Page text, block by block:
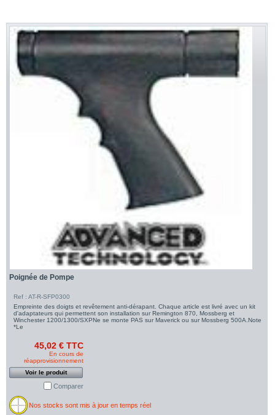
Poignée de Pompe
Ref : AT-R-SFP0300
Empreinte des doigts et revêtement anti-dérapant. Chaque article est livré avec un kit
d'adaptateurs qui permettent son installation sur Remington 870, Mossberg et
Winchester 1200/1300/SXPNe se monte PAS sur Maverick ou sur Mossberg 500A.Note
*Le
45,02 € TTC
En cours de
réapprovisionnement
Voir le produit
Comparer
Nos stocks sont mis à jour en temps réel